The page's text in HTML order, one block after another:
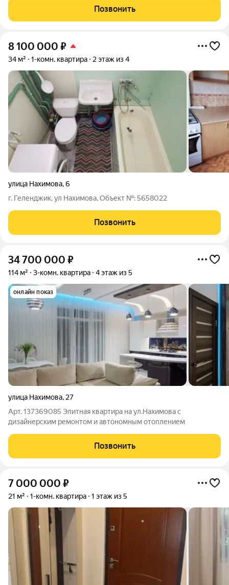
Позвонить
8 100 000 ₽
34 м² 1-комн. квартира 2 этаж из 4
улица Нахимова,6
г. Геленджик, ул Нахимова, Oбъект №: 5658022
Позвонить
34 700 000 ₽
114 м² 3-комн. квартира 4 этаж из 5
онлайн показ
улица Нахимова, 27
Арт. 137369085 Элитная квартира на ул.Нахимова с
дизайнерским ремонтом и автономным отоплением
Позвонить
7 000 000 ₽
21 м² 1-комн. квартира 1 этаж из 5